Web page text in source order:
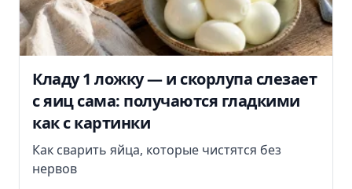
Кладу 1 ложку — и скорлупа слезает
с яиц сама: получаются гладкими
как с картинки
Как сварить яйца, которые чистятся без
нервов